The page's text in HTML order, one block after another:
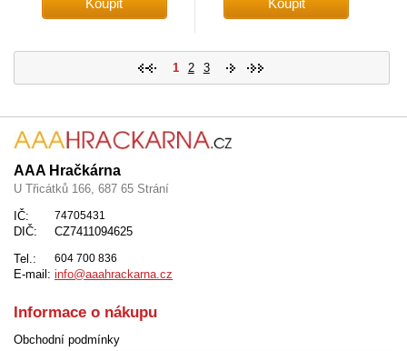
1 2 3
AAA Hračkárna
U Třicátků 166, 687 65 Strání
IČ:
74705431
DIČ:
CZ7411094625
Tel.:
604 700 836
E-mail: info@aaahrackarna.cz
Informace o nákupu
Obchodní podmínky